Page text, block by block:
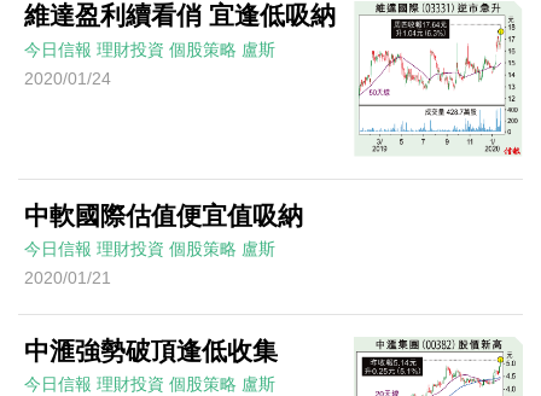
維達盈利續看俏 宜逢低吸納
今日信報 理財投資 個股策略 盧斯
2020/01/24
中軟國際估值便宜值吸納
今日信報 理財投資 個股策略 盧斯
2020/01/21
中滙強勢破頂逢低收集
今日信報 理財投資 個股策略 盧斯